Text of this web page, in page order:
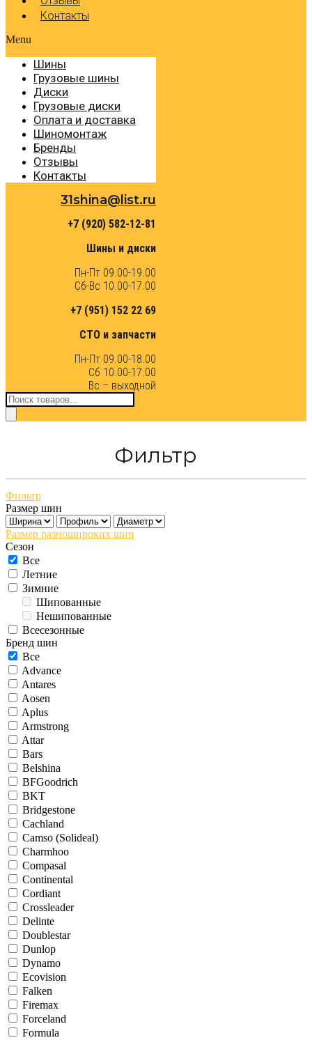
Контакты
Menu
Шины
Грузовые шины
Диски
Грузовые диски
Оплата и доставка
Шиномонтаж
Бренды
Отзывы
Контакты
31shina@list.ru
+7 (920) 582-12-81
Шины и диски
Пн-Пт 09.00-19.00
Сб-Вс 10.00-17.00
+7 (951) 152 22 69
СТО и запчасти
Пн-Пт 09.00-18.00
Сб 10.00-17.00
Вс – выходной
Поиск
товаров
Фильтр
Фильтр
Размер шин
Размер разношироких шин
Сезон
Все
Летние
Зимние
Шипованные
Нешипованные
Всесезонные
Бренд шин
Все
Advance
Antares
Aosen
Aplus
Armstrong
Attar
Bars
Belshina
BFGoodrich
BKT
Bridgestone
Cachland
Camso (Solideal)
Charmhoo
Compasal
Continental
Cordiant
Crossleader
Delinte
Doublestar
Dunlop
Dynamo
Ecovision
Falken
Firemax
Forceland
Formula